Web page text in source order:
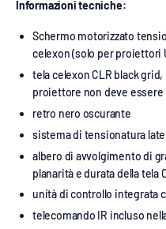
Informazioni tecniche:
Schermo motorizzato
celexon (solo per proiettori
tela celexon CLR black
proiettore non deve
retro nero oscurante
sistema di tensionatura
albero di avvolgimento di
planarità e durata della tela
unità di controllo integrata
telecomando IR incluso